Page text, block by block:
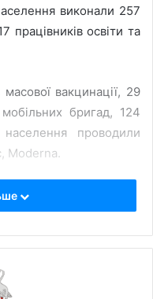
виконали 257
працівників освіти та
вакцинації, 29
бригад, 124
проводили
Moderna.